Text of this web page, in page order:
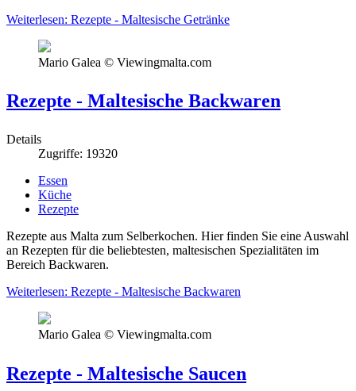
Weiterlesen: Rezepte - Maltesische Getränke
Mario Galea © Viewingmalta.com
Rezepte - Maltesische Backwaren
Details
Zugriffe: 19320
Essen
Küche
Rezepte
Rezepte aus Malta zum Selberkochen. Hier finden Sie eine Auswahl
an Rezepten für die beliebtesten, maltesischen Spezialitäten im
Bereich Backwaren.
Weiterlesen: Rezepte - Maltesische Backwaren
Mario Galea © Viewingmalta.com
Rezepte - Maltesische Saucen